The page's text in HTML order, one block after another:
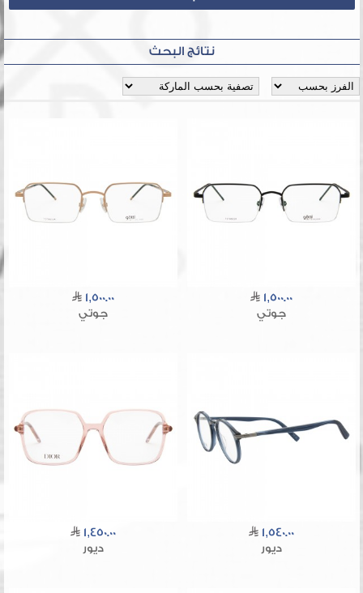
نتائج البحث
1,500.00
جوتي
1,500.00
جوتي
1,540.00
ديور
1,450.00
ديور